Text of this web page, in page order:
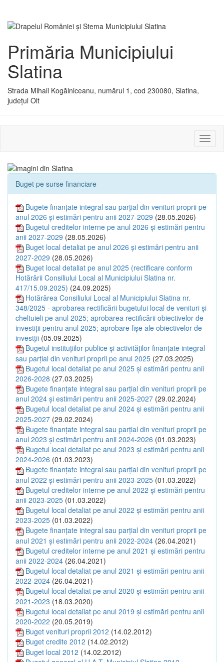
Primăria Municipiului
Slatina
Strada Mihail Kogălniceanu, numărul 1, cod 230080, Slatina,
județul Olt
sau
Buget pe surse financiare
Bugete finanțate integral sau parțial din venituri proprii pe
anul 2026 și estimări pentru anii 2027-2029 (28.05.2026)
Bugetul creditelor interne pe anul 2026 și estimări pentru
anii 2027-2029 (28.05.2026)
Buget local detaliat pe anul 2026 și estimări pentru anii
2027-2029 (28.05.2026)
Buget local detaliat pe anul 2025 (rectificare conform
Hotărârii Consiliului Local al Municipiului Slatina nr.
417/15.09.2025) (24.09.2025)
Hotărârea Consiliului Local al Municipiului Slatina nr.
348/2025 - aprobarea rectificării bugetului local de venituri și
cheltuieli pe anul 2025; aprobarea rectificării obiectivelor de
investiții pentru anul 2025; aprobare fișe ale obiectivelor de
investții (05.09.2025)
Bugetul instituțiilor publice și activităților finanțate integral
sau parțial din venituri proprii pe anul 2025 (27.03.2025)
Bugetul local detaliat pe anul 2025 și estimări pentru anii
2026-2028 (27.03.2025)
Bugete finanțate integral sau parțial din venituri proprii pe
anul 2024 și estimări pentru anii 2025-2027 (29.02.2024)
Bugetul local detaliat pe anul 2024 și estimări pentru anii
2025-2027 (29.02.2024)
Bugete finanțate integral sau parțial din venituri proprii pe
anul 2023 și estimări pentru anii 2024-2026 (01.03.2023)
Bugetul local detaliat pe anul 2023 și estimări pentru anii
2024-2026 (01.03.2023)
Bugete finanțate integral sau parțial din venituri proprii pe
anul 2022 și estimări pentru anii 2023-2025 (01.03.2022)
Bugetul creditelor interne pe anul 2022 și estimări pentru
anii 2023-2025 (01.03.2022)
Bugetul local detaliat pe anul 2022 și estimări pentru anii
2023-2025 (01.03.2022)
Bugete finanțate integral sau parțial din venituri proprii pe
anul 2021 și estimări pentru anii 2022-2024 (26.04.2021)
Bugetul creditelor interne pe anul 2021 și estimări pentru
anii 2022-2024 (26.04.2021)
Bugetul local detaliat pe anul 2021 și estimări pentru anii
2022-2024 (26.04.2021)
Bugetul local detaliat pe anul 2020 și estimări pentru anii
2021-2023 (18.03.2020)
Bugetul local detaliat pe anul 2019 și estimări pentru anii
2020-2022 (20.05.2019)
Buget venituri proprii 2012 (14.02.2012)
Buget credite 2012 (14.02.2012)
Buget local 2012 (14.02.2012)